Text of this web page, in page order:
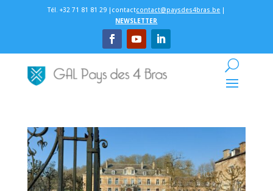
Tél. +32 71 81 81 29 |contactcontact@paysdes4bras.be |
NEWSLETTER